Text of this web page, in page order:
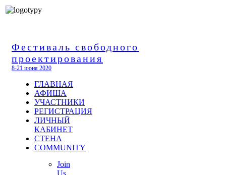
Фестиваль свободного
проектирования
8-21 июня 2020
ГЛАВНАЯ
АФИША
УЧАСТНИКИ
РЕГИСТРАЦИЯ
ЛИЧНЫЙ
КАБИНЕТ
СТЕНА
COMMUNITY
Join
Us